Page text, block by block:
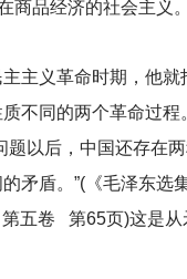
商品经济的社会主义。
主义革命时期，他
不同的两个革命过
以后，中国还存在
矛盾。”(《毛泽东
五卷 第65页)这是